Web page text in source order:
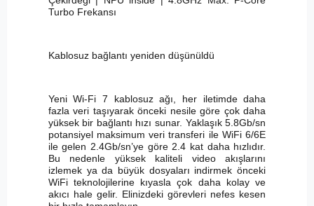
Turbo Frekansı
Kablosuz bağlantı yeniden düşünüldü
Yeni Wi-Fi 7 kablosuz ağı, her iletimde daha
fazla veri taşıyarak önceki nesile göre çok daha
yüksek bir bağlantı hızı sunar. Yaklaşık 5.8Gb/sn
potansiyel maksimum veri transferi ile WiFi 6/6E
ile gelen 2.4Gb/sn’ye göre 2.4 kat daha hızlıdır.
Bu nedenle yüksek kaliteli video akışlarını
izlemek ya da büyük dosyaları indirmek önceki
WiFi teknolojilerine kıyasla çok daha kolay ve
akıcı hale gelir. Elinizdeki görevleri nefes kesen